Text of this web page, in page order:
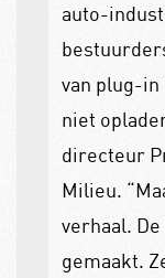
auto-
van plug-in
niet
directeur
Milieu.
verhaal.
gemaakt.